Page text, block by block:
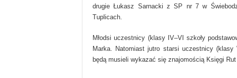
drugie Łukasz Sarnacki z SP nr 7 w
Tuplicach.
Młodsi uczestnicy (klasy IV–VI szkoły
Marka. Natomiast jutro starsi uczestnicy
będą musieli wykazać się znajomością Księgi